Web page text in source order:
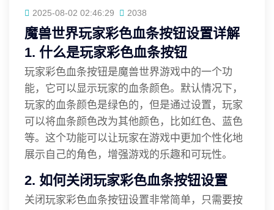
2025-08-02 02:46:29 2038
魔兽世界玩家彩色血条按钮设置详解
1. 什么是玩家彩色血条按钮
玩家彩色血条按钮是魔兽世界游戏中的一个功
能，它可以显示玩家的血条颜色。默认情况下，
玩家的血条颜色是绿色的，但是通过设置，玩家
可以将血条颜色改为其他颜色，比如红色、蓝色
等。这个功能可以让玩家在游戏中更加个性化地
展示自己的角色，增强游戏的乐趣和可玩性。
2. 如何关闭玩家彩色血条按钮设置
关闭玩家彩色血条按钮设置非常简单，只需要按